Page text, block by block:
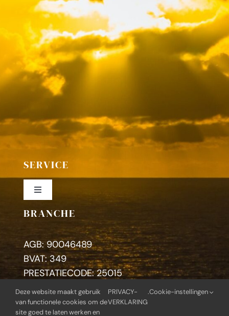
SERVICE
Toggle
Colofon
Privacybeleid
BRANCHE
AGB: 90046489
BVAT: 349
PRESTATIECODE: 25015
Zoeken
naar:
Deze website maakt gebruik
van functionele cookies om de
site goed te laten werken en
PRIVACY-
VERKLARING
.Cookie-instellingen